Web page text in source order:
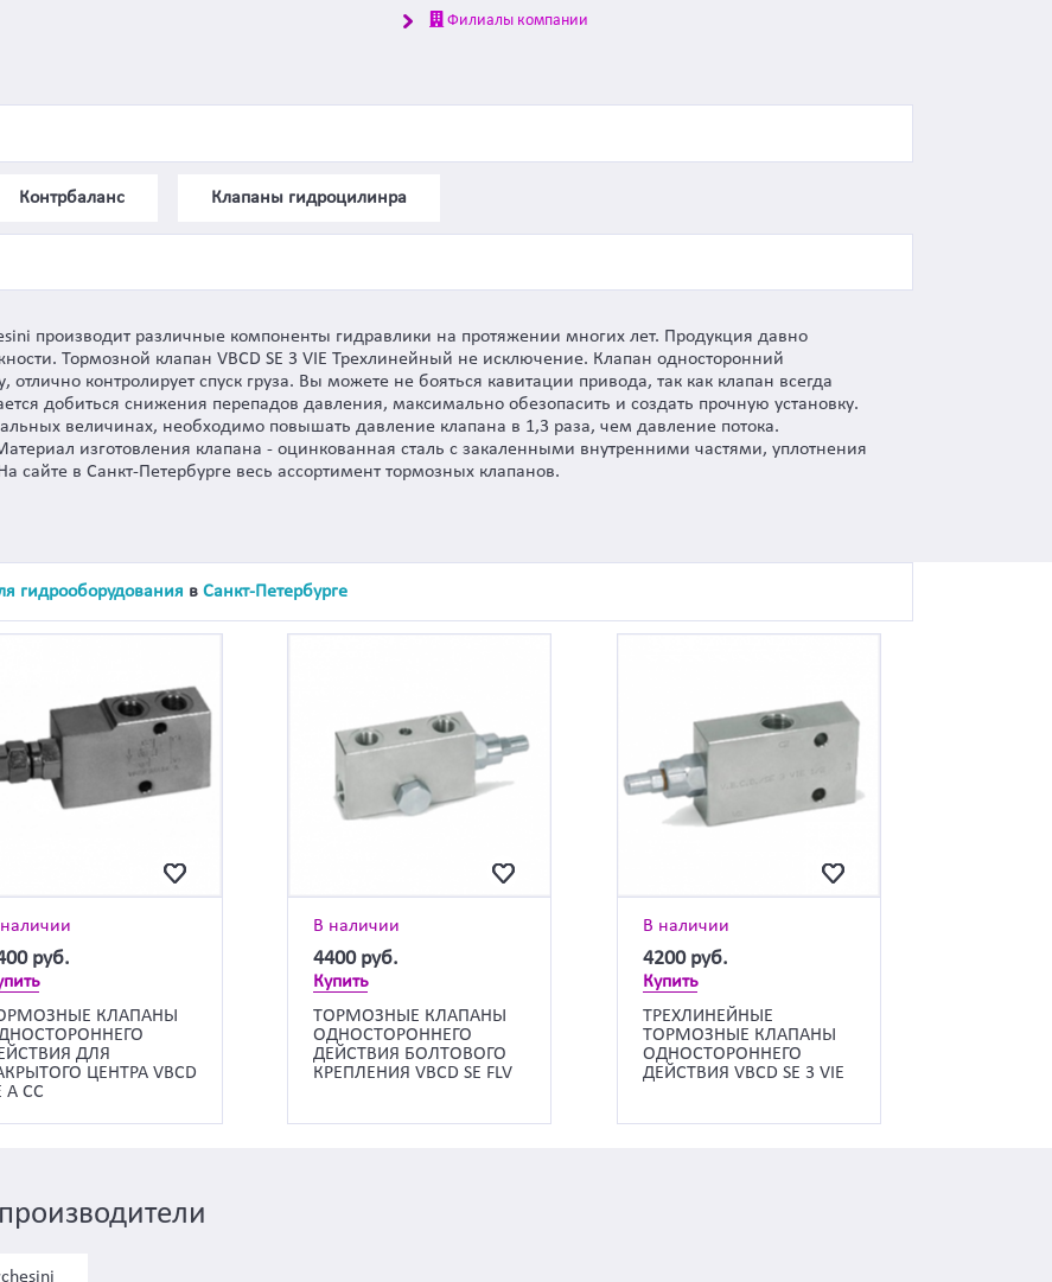
Филиалы компании
Контрбаланс Клапаны гидроцилинра
производит различные компоненты гидравлики на протяжении многих лет. Продукция давно
Тормозной клапан VBCD SE 3 VIE Трехлинейный не исключение. Клапан односторонний
контролирует спуск груза. Вы можете не бояться кавитации привода, так как клапан всегда
добиться снижения перепадов давления, максимально обезопасить и создать прочную установку.
величинах, необходимо повышать давление клапана в 1,3 раза, чем давление потока.
изготовления клапана - оцинкованная сталь с закаленными внутренними частями, уплотнения
сайте в Санкт-Петербурге весь ассортимент тормозных клапанов.
гидрооборудования в Санкт-Петербурге
руб.
КЛАПАНЫ
ДЛЯ
ЦЕНТРА VBCD
А CC
В наличии
4400 руб.
Купить
ТОРМОЗНЫЕ КЛАПАНЫ
ОДНОСТОРОННЕГО
ДЕЙСТВИЯ БОЛТОВОГО
КРЕПЛЕНИЯ VBCD SE FLV
В наличии
4200 руб.
Купить
ТРЕХЛИНЕЙНЫЕ
ТОРМОЗНЫЕ КЛАПАНЫ
ОДНОСТОРОННЕГО
ДЕЙСТВИЯ VBCD SE 3 VIE